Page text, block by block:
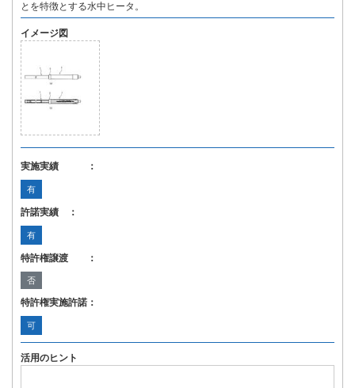
とを特徴とする水中ヒータ。
イメージ図
実施実績 ：
有
許諾実績 ：
有
特許権譲渡 ：
否
特許権実施許諾：
可
活用のヒント